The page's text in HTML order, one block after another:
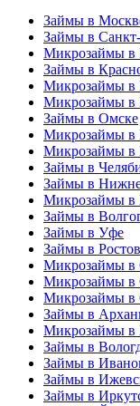
Займы в
Займы в
Микрозаймы в
Займы в
Микрозаймы в
Микрозаймы в
Займы в Омске
Микрозаймы в
Микрозаймы в
Займы в
Займы в
Микрозаймы в
Займы в
Займы в Уфе
Займы в
Микрозаймы в
Микрозаймы в
Микрозаймы в
Займы в
Микрозаймы в
Займы в
Займы в
Займы в
Займы в